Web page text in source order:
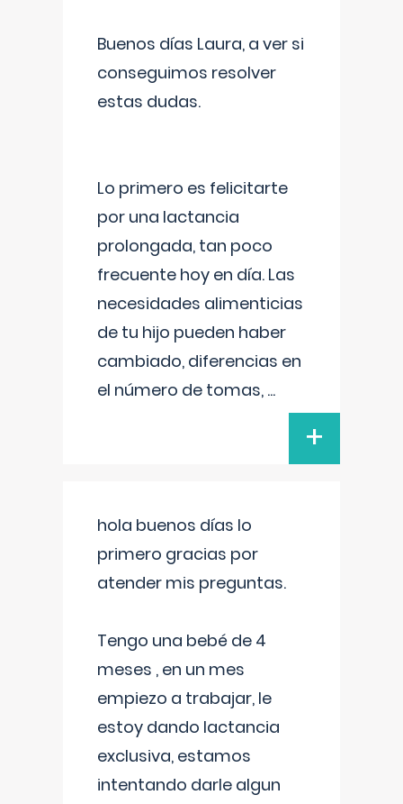
Buenos días Laura, a ver si
conseguimos resolver
estas dudas.
Lo primero es felicitarte
por una lactancia
prolongada, tan poco
frecuente hoy en día. Las
necesidades alimenticias
de tu hijo pueden haber
cambiado, diferencias en
el número de tomas, ...
+
hola buenos días lo
primero gracias por
atender mis preguntas.
Tengo una bebé de 4
meses , en un mes
empiezo a trabajar, le
estoy dando lactancia
exclusiva, estamos
intentando darle algun